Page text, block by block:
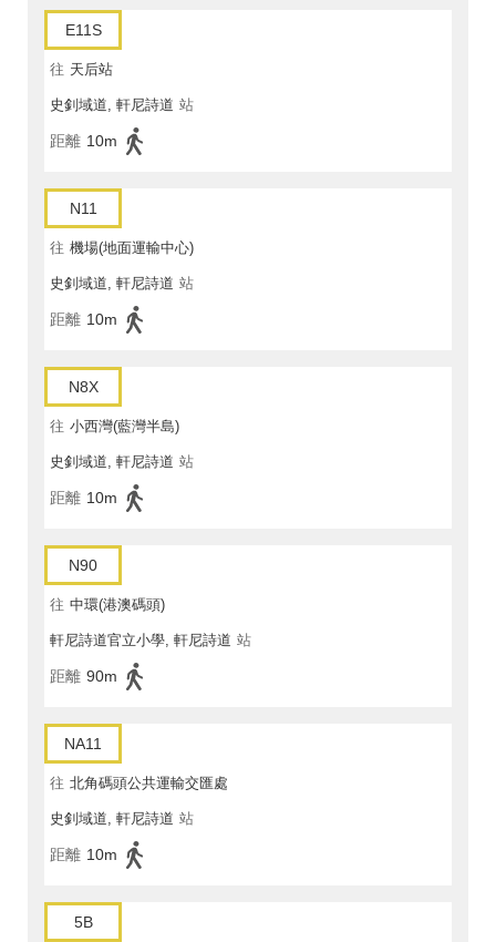
E11S
往 天后站
史釗域道, 軒尼詩道 站
距離 10m
N11
往 機場(地面運輸中心)
史釗域道, 軒尼詩道 站
距離 10m
N8X
往 小西灣(藍灣半島)
史釗域道, 軒尼詩道 站
距離 10m
N90
往 中環(港澳碼頭)
軒尼詩道官立小學, 軒尼詩道 站
距離 90m
NA11
往 北角碼頭公共運輸交匯處
史釗域道, 軒尼詩道 站
距離 10m
5B